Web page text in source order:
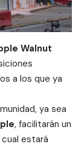
Walnut
a los que ya
ya sea
, facilitarán un
estará